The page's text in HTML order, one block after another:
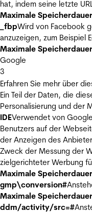
hat, indem seine letzte
Maximale Speicherdauer
_fbpWird von Facebook
anzuzeigen, zum
Maximale Speicherdauer
Google
3
Erfahren Sie mehr über
Ein Teil der Daten, die
Personalisierung und der
IDEVerwendet von
Benutzers auf der
der Anzeigen des
Zweck der Messung der
zielgerichteter Werbung
Maximale Speicherdauer
gmp\conversion#
Maximale Speicherdauer
ddm/activity/src=#